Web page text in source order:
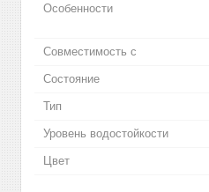
Особенности
Совместимость с
Состояние
Тип
Уровень водостойкости
Цвет